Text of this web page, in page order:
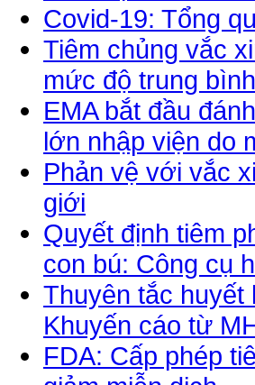
Covid-19: Tổng
Tiêm chủng vắc
mức độ trung
EMA bắt đầu
lớn nhập viện do
Phản vệ với vắc
giới
Quyết định tiêm
con bú: Công cụ
Thuyên tắc huyết
Khuyến cáo từ
FDA: Cấp phép